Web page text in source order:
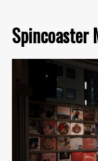
Spincoaster